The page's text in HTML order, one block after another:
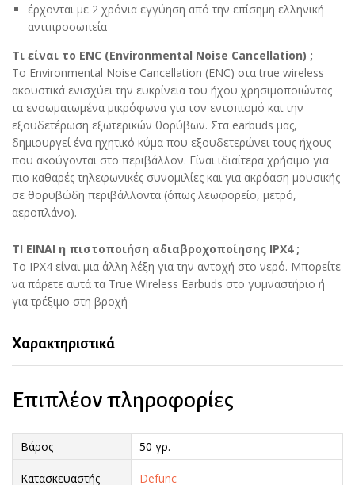
έρχονται με 2 χρόνια εγγύηση από την επίσημη ελληνική
αντιπροσωπεία
Τι είναι το ENC (Environmental Noise Cancellation) ;
Το Environmental Noise Cancellation (ENC) στα true wireless
ακουστικά ενισχύει την ευκρίνεια του ήχου χρησιμοποιώντας
τα ενσωματωμένα μικρόφωνα για τον εντοπισμό και την
εξουδετέρωση εξωτερικών θορύβων. Στα earbuds μας,
δημιουργεί ένα ηχητικό κύμα που εξουδετερώνει τους ήχους
που ακούγονται στο περιβάλλον. Είναι ιδιαίτερα χρήσιμο για
πιο καθαρές τηλεφωνικές συνομιλίες και για ακρόαση μουσικής
σε θορυβώδη περιβάλλοντα (όπως λεωφορείο, μετρό,
αεροπλάνο).
ΤΙ ΕΙΝΑΙ η πιστοποιήση αδιαβροχοποίησης IPX4 ;
Το IPX4 είναι μια άλλη λέξη για την αντοχή στο νερό. Μπορείτε
να πάρετε αυτά τα True Wireless Earbuds στο γυμναστήριο ή
για τρέξιμο στη βροχή
Χαρακτηριστικά
Επιπλέον πληροφορίες
Βάρος 50 γρ.
Κατασκευαστής Defunc